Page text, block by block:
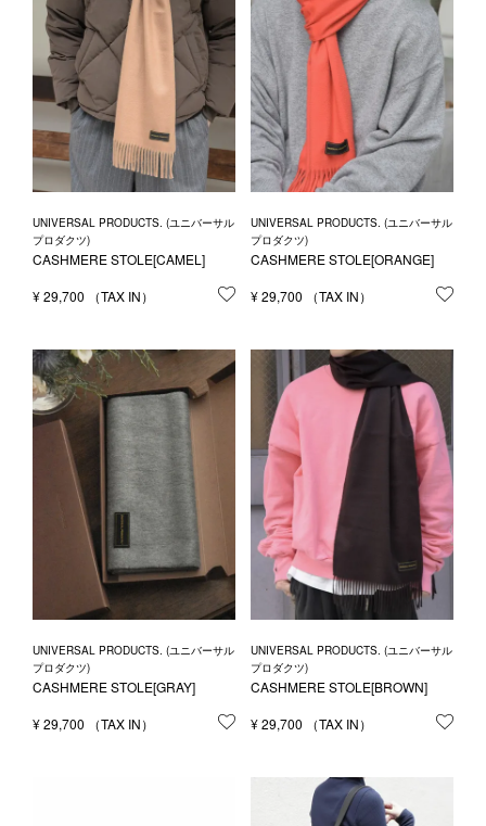
UNIVERSAL PRODUCTS. (ユニバーサル
プロダクツ)
CASHMERE STOLE[CAMEL]
¥29,700 お気に入りに登録する
UNIVERSAL PRODUCTS. (ユニバーサル
プロダクツ)
CASHMERE STOLE[ORANGE]
¥29,700
UNIVERSAL PRODUCTS. (ユニバーサル
プロダクツ)
CASHMERE STOLE[GRAY]
¥29,700 お気に入りに登録する
UNIVERSAL PRODUCTS. (ユニバーサル
プロダクツ)
CASHMERE STOLE[BROWN]
¥29,700